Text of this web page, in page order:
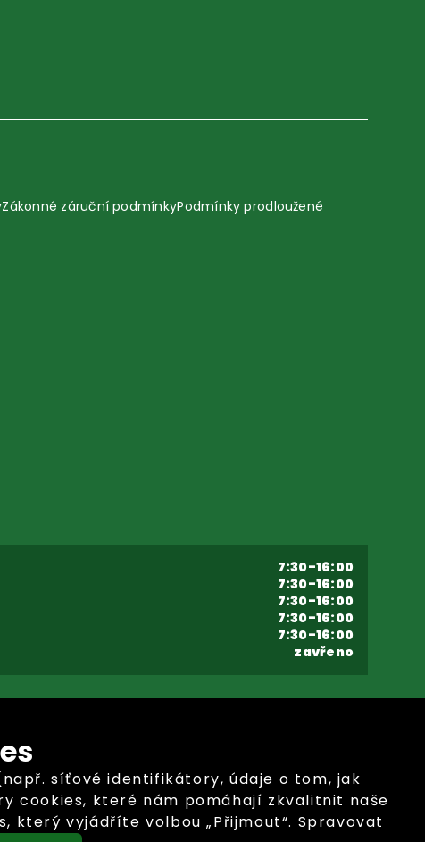
síťové identifikátory, údaje o tom, jak
cookies, které nám pomáhají zkvalitnit naše
který vyjádříte volbou „Přijmout“. Spravovat
Zákonné záruční podmínkyPodmínky prodloužené
7:30-16:00
7:30-16:00
7:30-16:00
7:30-16:00
7:30-16:00
zavřeno